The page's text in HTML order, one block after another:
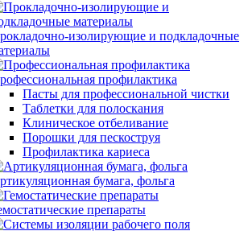
изолирующие и подкладочные
профилактика
Пасты для профессиональной чистки
Таблетки для полоскания
Клиническое отбеливание
Порошки для пескоструя
Профилактика кариеса
бумага, фольга
препараты